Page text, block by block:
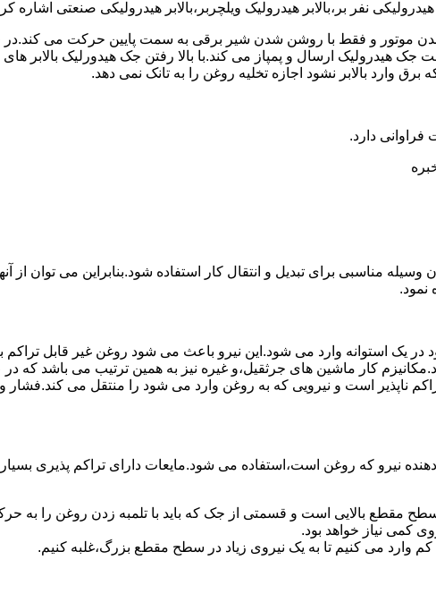
هیدرولیکی نفر بر،بالابر هیدرولیک ویلچربر،بالابر هیدرولیکی صنعتی اشاره
موتور و فقط با روشن شدن شیر برقی به سمت پایین حرکت می کند.در
ارسال و پمپاز می کند.با بالا رفتن جک هیدورلیک بالابر
وارد بالابر نشود اجازه تخلیه روغن را به تانک نمی دهد.
فراوانی دارد.
مناسبی برای تبدیل و انتقال کار استفاده شود.بنابراین می توان از
نمود.
یک استوانه وارد می شود.این نیرو باعث می شود روغن غیر قابل تراکم به
کار ماشین های جرثقیل،و غیره نیز به همین ترتیب می باشد که در
ناپذیر است و نیرویی که به روغن وارد می شود را منتقل می کند.فشار
نیرو که روغن است،استفاده می شود.مایعات دارای تراکم پذیری
مقطع بالایی است و قسمتی از جک که باید با تلمبه زدن روغن را به
کمی نیاز خواهد بود.
وارد می کنیم تا به یک نیروی زیاد در سطح مقطع بزرگ،غلبه کنیم.